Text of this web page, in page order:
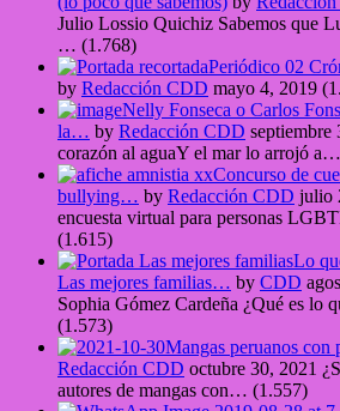
Julio Lossio Quichiz Sabemos que
… (1.768)
Periódico 02
by Redacción CDD mayo 4, 2019
Nelly Fonseca o Carlos
la… by Redacción CDD septiembre
corazón al aguaY el mar lo arrojó a…
Concurso de
bullying… by Redacción CDD julio
encuesta virtual para personas
(1.615)
Lo
Las mejores familias… by CDD
Sophia Gómez Cardeña ¿Qué es lo
(1.573)
Mangas peruanos con
Redacción CDD octubre 30, 2021
autores de mangas con… (1.557)